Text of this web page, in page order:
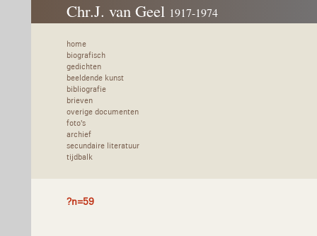
Chr.J. van Geel 1917-1974
home
biografisch
gedichten
beeldende kunst
bibliografie
brieven
overige documenten
foto's
archief
secundaire literatuur
tijdbalk
?n=59